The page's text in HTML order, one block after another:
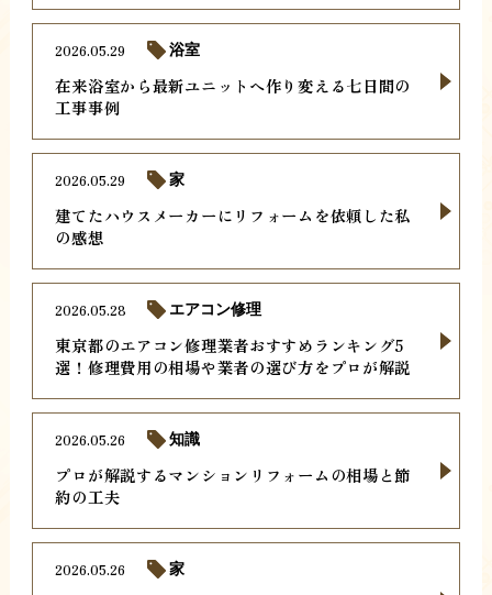
在来浴室から最新ユニットへ作り変える七日間の
工事事例
2026.05.29 浴室
建てたハウスメーカーにリフォームを依頼した私
の感想
2026.05.29 家
東京都のエアコン修理業者おすすめランキング5
選！修理費用の相場や業者の選び方をプロが解説
2026.05.28 エアコン修理
プロが解説するマンションリフォームの相場と節
約の工夫
2026.05.26 知識
2026.05.26 家